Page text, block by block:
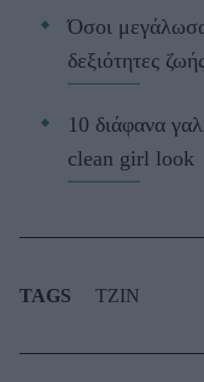
Όσοι
δεξιότητες
10 διάφανα
clean girl look
TAGS ΤΖΙΝ